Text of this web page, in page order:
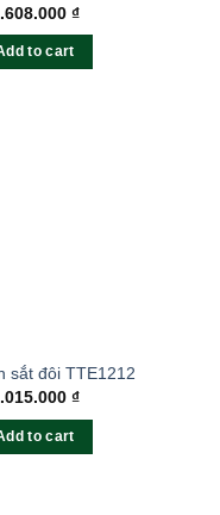
₫
to cart
sắt đôi TTE1212
₫
to cart